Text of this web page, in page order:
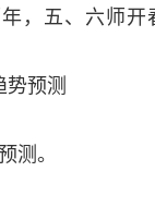
，五、六师开
势预测
测。